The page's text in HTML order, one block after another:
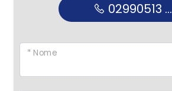
02990513 ...
* Nome